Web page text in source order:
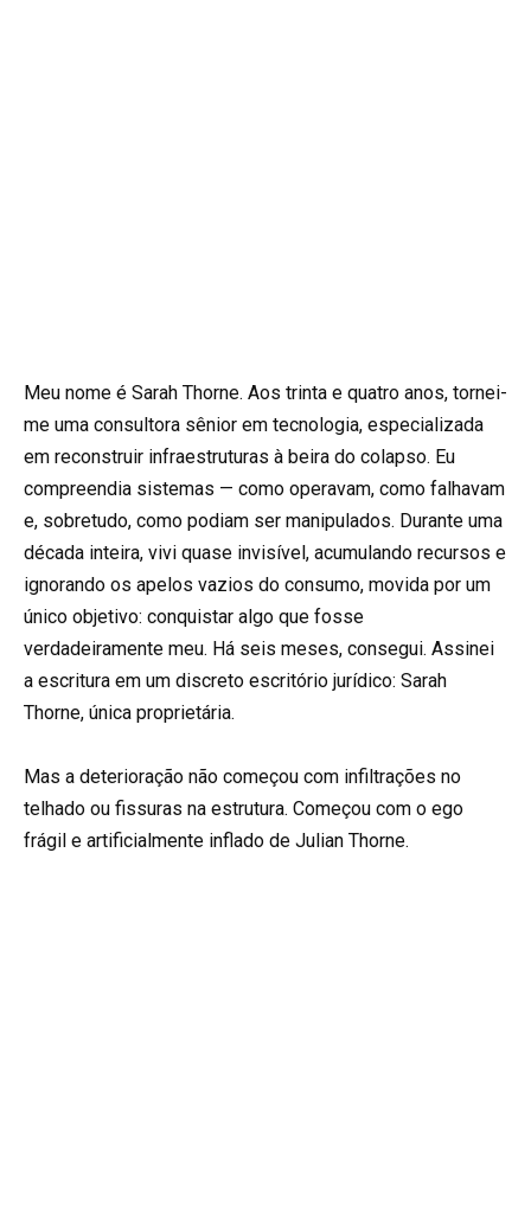
Meu nome é Sarah Thorne. Aos trinta e quatro anos, tornei-
me uma consultora sênior em tecnologia, especializada
em reconstruir infraestruturas à beira do colapso. Eu
compreendia sistemas — como operavam, como falhavam
e, sobretudo, como podiam ser manipulados. Durante uma
década inteira, vivi quase invisível, acumulando recursos e
ignorando os apelos vazios do consumo, movida por um
único objetivo: conquistar algo que fosse
verdadeiramente meu. Há seis meses, consegui. Assinei
a escritura em um discreto escritório jurídico: Sarah
Thorne, única proprietária.
Mas a deterioração não começou com infiltrações no
telhado ou fissuras na estrutura. Começou com o ego
frágil e artificialmente inflado de Julian Thorne.